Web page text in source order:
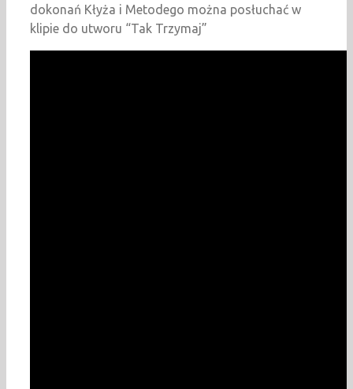
dokonań Kłyża i Metodego można posłuchać w
klipie do utworu “Tak Trzymaj”